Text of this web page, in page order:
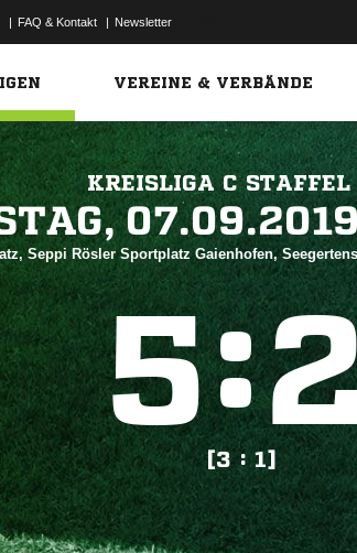
| FAQ & Kontakt | Newsletter
VEREINE & VERBÄNDE
KREISLIGA C STAFFEL
Seppi Rösler Sportplatz Gaienhofen,
:
[3 : 1]